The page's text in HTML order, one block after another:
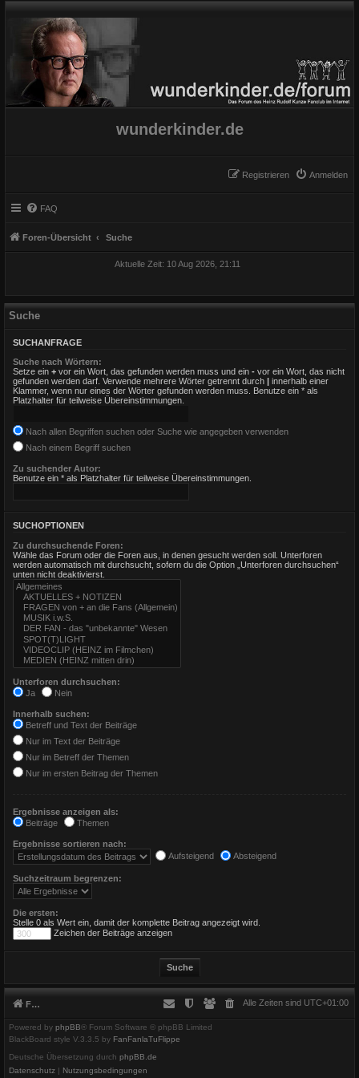
wunderkinder.de
Anmelden
Registrieren
FAQ
Foren-Übersicht Suche
Aktuelle Zeit: 10 Aug 2026, 21:11
Suche
SUCHANFRAGE
Suche nach Wörtern:
Setze ein + vor ein Wort, das gefunden werden muss und ein - vor ein Wort, das nicht
gefunden werden darf. Verwende mehrere Wörter getrennt durch | innerhalb einer
Klammer, wenn nur eines der Wörter gefunden werden muss. Benutze ein * als
Platzhalter für teilweise Übereinstimmungen.
Nach allen Begriffen suchen oder Suche wie angegeben verwenden
Nach einem Begriff suchen
Zu suchender Autor:
Benutze ein * als Platzhalter für teilweise Übereinstimmungen.
SUCHOPTIONEN
Zu durchsuchende Foren:
Wähle das Forum oder die Foren aus, in denen gesucht werden soll. Unterforen
werden automatisch mit durchsucht, sofern du die Option „Unterforen durchsuchen“
unten nicht deaktivierst.
Unterforen durchsuchen:
Ja
Nein
Innerhalb suchen:
Betreff und Text der Beiträge
Nur im Text der Beiträge
Nur im Betreff der Themen
Nur im ersten Beitrag der Themen
Ergebnisse anzeigen als:
Beiträge
Themen
Ergebnisse sortieren nach:
Aufsteigend
Absteigend
Suchzeitraum begrenzen:
Die ersten:
Stelle 0 als Wert ein, damit der komplette Beitrag angezeigt wird.
Zeichen der Beiträge anzeigen
Foren-Übersicht Alle Zeiten sind UTC+01:00
Powered by phpBB® Forum Software © phpBB Limited
BlackBoard style V.3.3.5 by FanFanlaTuFlippe
Deutsche Übersetzung durch phpBB.de
Datenschutz | Nutzungsbedingungen